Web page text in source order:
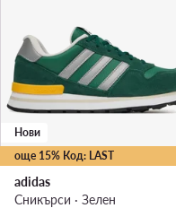
още 15% Код: LAST
Нови
adidas
Сникърси · Зелен